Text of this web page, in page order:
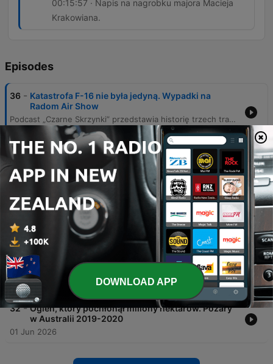
00:15:57 · Napis na nagrobku majora Macieja
Krakowiana.
Episodes
36 - Katastrofa F-16 nie była jedyną. Wypadki na
Radom Air Show
Podcast „Czarne Skrzynki” przedstawia historię trzech tragicznych katastrof lotniczych, które miały miejsce podczas pokazów lotniczych Radom Airshow. Narracja prowadzi słuchacza przez wydarzenia z lat 2007, 2009 oraz 2025, analizując okoliczności wypadków, w których zginęli piloci oraz skutki tych tragedii dla bezpieczeństwa lotnictwa. Autor przybliża szczegóły zderzenia samolotów grupy Żelazny, upadku białoruskiego Su-27 oraz najnowszego wypadku myśliwca F-16 podczas treningu. Odcinek porusza kwestie błędów ludzkich, usterek technicznych oraz debaty publicznej dotyczącej ryzyka związanłego z organizacją tak widowiskowych, ale niebezpiecznych wydarzeń.
30 Jun 2026
35 - Dzień, w którym zatrzymało się londyńskie metro.
Odcinek podcastu Czarne Skrzynki przedstawia przebieg tragicznych wydarzeń z 7 lipca 2005 roku, kiedy to skoordynowane ataki terrorystyczne uderzyły w londyńskie metro i autobus. Narracja śledzi losy zamachowców, którzy zdetonowali ładunki w wagonach linii Circle, Piccadilly oraz Northern, a także w autobusie linii 30, powodując śmierć 52 osób i setki rannych. Dokumentacja obejmuje zarówno momenty kulminacyjne eksplozji, jak i późniejsze śledztwo, które ujawniło tożsamość sprawców oraz ich motywacje polityczne związane z obecnością wojsk brytyjskich w Iraku i Afganistanie. Historia ukazuje również osobiste dramaty ocalałych, takich jak Jackie Putnam i Louise Barry, oraz trwałą zmianę w brytyjskiej strategii bezpieczeństwa i poczuciu stabilności stolicy Wielkiej Brytanii.
34 - Koszmar pod sceną. Tragedia na koncercie
Travisa Scotta
16 Jun 2026
33 - Tragiczny wypadek nie przerwał wyścigu. Le
Mans 1955
08 Jun 2026
32 - Ogień, który pochłonął miliony hektarów. Pożary
w Australii 2019-2020
01 Jun 2026
DOWNLOAD APP